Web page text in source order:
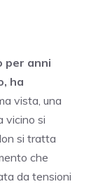
per anni
ha
vista, una
vicino si
si tratta
che
da tensioni